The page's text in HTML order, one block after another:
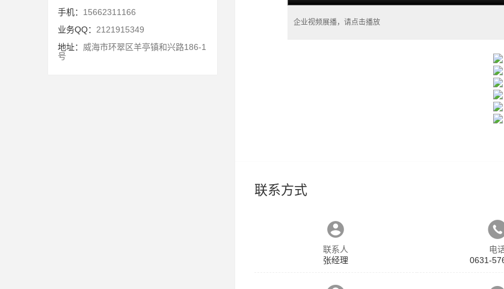
手机： 15662311166
业务QQ： 2121915349
地址： 威海市环翠区羊亭镇和兴路186-1
号
企业视频展播，请点击播放
联系方式
联系人
张经理
电
0631-